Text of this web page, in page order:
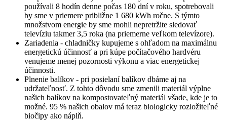
používali 8 hodín denne počas 180 dní v roku, spotrebovali
by sme v priemere približne 1 680 kWh ročne. S týmto
množstvom energie by sme mohli nepretržite sledovať
televíziu takmer 3,5 roka (na priemerne veľkom televízore).
Zariadenia - chladničky kupujeme s ohľadom na maximálnu
energetickú účinnosť a pri kúpe počítačového hardvéru
venujeme menej pozornosti výkonu a viac energetickej
účinnosti.
Plnenie balíkov - pri posielaní balíkov dbáme aj na
udržateľnosť. Z tohto dôvodu sme zmenili materiál výplne
našich balíkov na kompostovateľný materiál všade, kde je to
možné. 95 % našich obalov má teraz biologicky rozložiteľné
biočipy ako náplň.